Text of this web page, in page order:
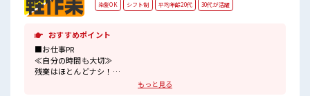
染髪OK シフト制 平均年齢20代 30代が活躍
おすすめポイント
■お仕事PR
≪自分の時間も大切≫
残業はほとんどナシ！
場合によってはお願いすることもあります♪
もっと見る